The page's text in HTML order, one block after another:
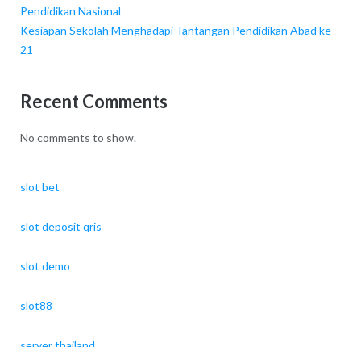
Pendidikan Nasional
Kesiapan Sekolah Menghadapi Tantangan Pendidikan Abad ke-
21
Recent Comments
No comments to show.
slot bet
slot deposit qris
slot demo
slot88